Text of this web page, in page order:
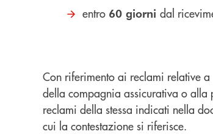
entro 60 giorni dal
Con riferimento ai reclami relative
della compagnia assicurativa o alla
reclami della stessa indicati nella
cui la contestazione si riferisce.